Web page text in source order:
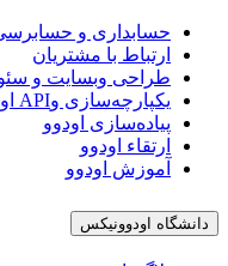
حسابداری و
ارتباط با مشتریان
طراحی وبسایت و
یکپارچه‌سازی وAPI اودوو
پیاده‌سازی اودوو
ارتقاء اودوو
آموزش اودوو
دانشگاه اودوونیکس